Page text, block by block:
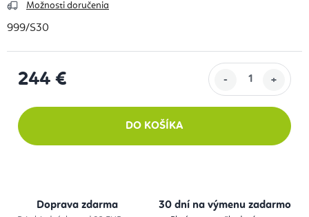
Možnosti doručenia
999/S30
244 €
DO KOŠÍKA
Doprava zdarma 30 dní na výmenu zadarmo